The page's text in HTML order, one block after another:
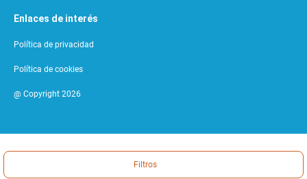
Filtros
Enlaces de interés
Política de privacidad
Política de cookies
@ Copyright 2026